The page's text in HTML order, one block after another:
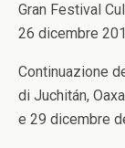
Gran Festival
26 dicembre
Continuazione
di Juchitán,
e 29 dicembre